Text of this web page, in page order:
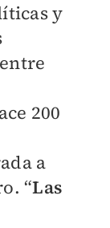
y
200
a
“Las